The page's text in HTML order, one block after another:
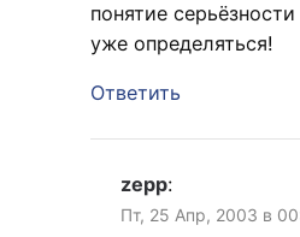
понятие
уже определяться!
Ответить
zepp:
Пт, 25 Апр, 2003 в